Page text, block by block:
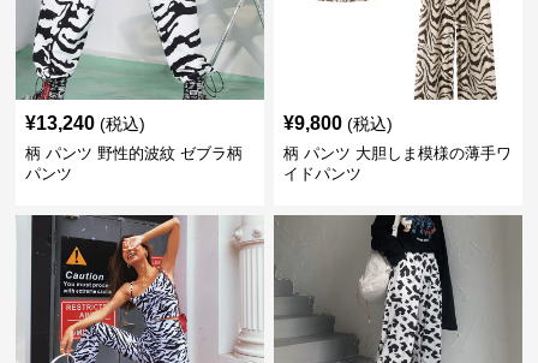
¥13,240 (税込)
柄 パンツ 野性的波紋 ゼブラ柄
パンツ
¥9,800 (税込)
柄 パンツ 大胆しま模様の薄手ワ
イドパンツ